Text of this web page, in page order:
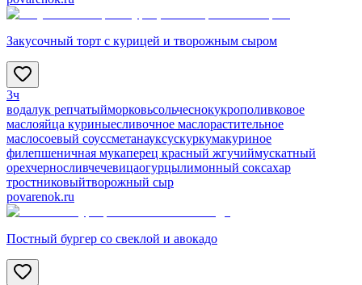
Закусочный торт с курицей и творожным сыром
3ч
водалук репчатыйморковьсольчеснокукрополивковое
маслояйца куриныесливочное маслорастительное
маслосоевый соуссметанауксускуркумакуриное
филепшеничная мукаперец красный жгучиймускатный
орехчерносливчечевицаогурцылимонный соксахар
тростниковыйтворожный сыр
povarenok.ru
Постный бургер со свеклой и авокадо